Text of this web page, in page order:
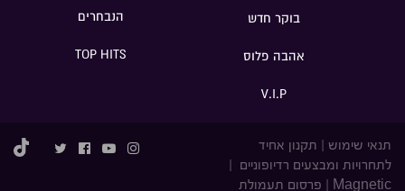
בוקר חדש
אהבה פלוס
V.I.P
הנבחרים
TOP HITS
תנאי שימוש
תקנון אחיד
לתחרויות ומבצעים רדיופוניים
Magnetic
פרסום תעמולת